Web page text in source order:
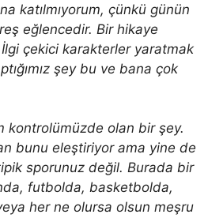
katılmıyorum, çünkü günün
eğlencedir. Bir hikaye
İlgi çekici karakterler yaratmak
şey bu ve bana çok
kontrolümüzde olan bir şey.
bunu eleştiriyor ama yine de
sporunuz değil. Burada bir
futbolda, basketbolda,
her ne olursa olsun meşru